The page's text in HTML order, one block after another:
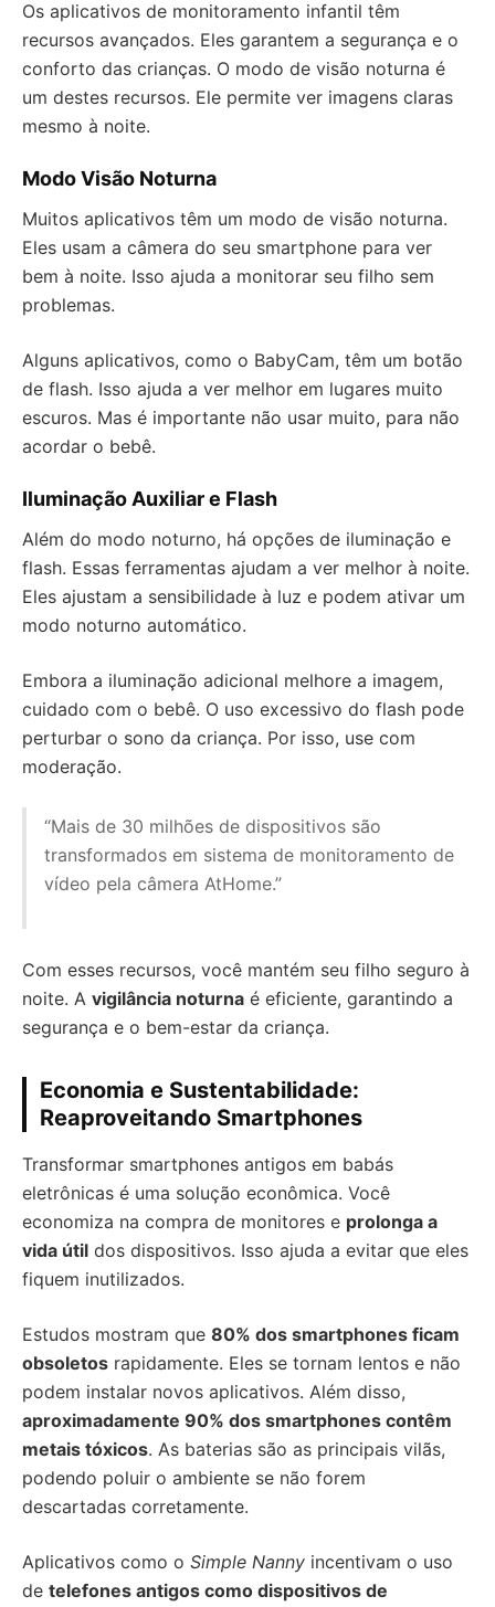
Os aplicativos de monitoramento infantil têm
recursos avançados. Eles garantem a segurança e o
conforto das crianças. O modo de visão noturna é
um destes recursos. Ele permite ver imagens claras
mesmo à noite.
Modo Visão Noturna
Muitos aplicativos têm um modo de visão noturna.
Eles usam a câmera do seu smartphone para ver
bem à noite. Isso ajuda a monitorar seu filho sem
problemas.
Alguns aplicativos, como o BabyCam, têm um botão
de flash. Isso ajuda a ver melhor em lugares muito
escuros. Mas é importante não usar muito, para não
acordar o bebê.
Iluminação Auxiliar e Flash
Além do modo noturno, há opções de iluminação e
flash. Essas ferramentas ajudam a ver melhor à noite.
Eles ajustam a sensibilidade à luz e podem ativar um
modo noturno automático.
Embora a iluminação adicional melhore a imagem,
cuidado com o bebê. O uso excessivo do flash pode
perturbar o sono da criança. Por isso, use com
moderação.
“Mais de 30 milhões de dispositivos são
transformados em sistema de monitoramento de
vídeo pela câmera AtHome.”
Com esses recursos, você mantém seu filho seguro à
noite. A vigilância noturna é eficiente, garantindo a
segurança e o bem-estar da criança.
Economia e Sustentabilidade:
Reaproveitando Smartphones
Transformar smartphones antigos em babás
eletrônicas é uma solução econômica. Você
economiza na compra de monitores e prolonga a
vida útil dos dispositivos. Isso ajuda a evitar que eles
fiquem inutilizados.
Estudos mostram que 80% dos smartphones ficam
obsoletos rapidamente. Eles se tornam lentos e não
podem instalar novos aplicativos. Além disso,
aproximadamente 90% dos smartphones contêm
metais tóxicos. As baterias são as principais vilãs,
podendo poluir o ambiente se não forem
descartadas corretamente.
Aplicativos como o Simple Nanny incentivam o uso
de telefones antigos como dispositivos de